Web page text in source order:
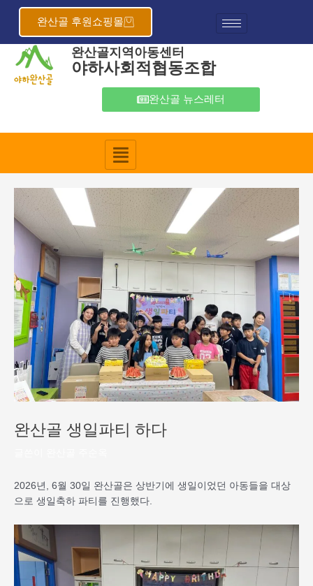
완산골 후원쇼핑몰
완산골지역아동센터
야하사회적협동조합
완산골 뉴스레터
완산골 생일파티 하다
2026년, 6월 30일 완산골은 상반기에 생일이었던 아동들을 대상
으로 생일축하 파티를 진행했다.
포
트
탐
색